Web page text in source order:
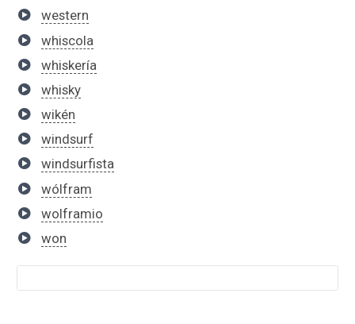
western
whiscola
whiskería
whisky
wikén
windsurf
windsurfista
wólfram
wolframio
won